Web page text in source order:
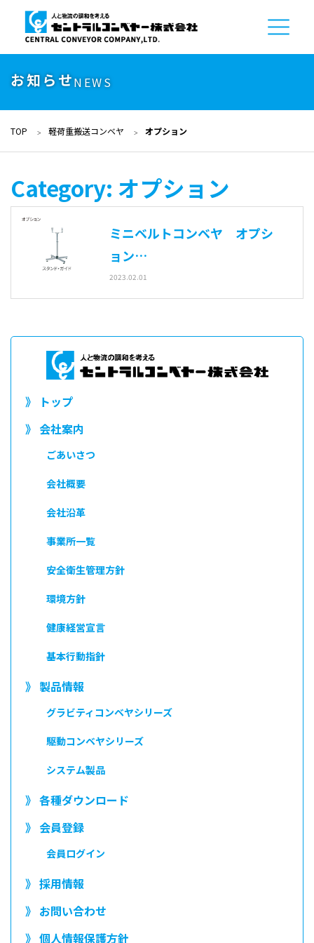
お知らせNEWS
TOP 軽荷重搬送コンベヤ オプション
Category: オプション
ミニベルトコンベヤ オプシ
ョン
スタンド・ガイド
2023.02.01
》 トップ
》 会社案内
ごあいさつ
会社概要
会社沿革
事業所一覧
安全衛生管理方針
環境方針
健康経営宣言
基本行動指針
》 製品情報
グラビティコンベヤシリーズ
駆動コンベヤシリーズ
システム製品
》 各種ダウンロード
》 会員登録
会員ログイン
》 採用情報
》 お問い合わせ
》 個人情報保護方針